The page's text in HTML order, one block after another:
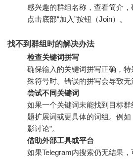
感兴趣的群组名称，查看简介，
点击底部“加入”按钮（Join）。
找不到群组时的解决办法
检查关键词拼写
确保输入的关键词拼写正确，
殊符号时。错误的拼写会导致无
尝试不同关键词
如果一个关键词未能找到目标
题扩展词或更具体的词组。例如
影讨论”。
借助外部工具或平台
如果Telegram内搜索仍无结果